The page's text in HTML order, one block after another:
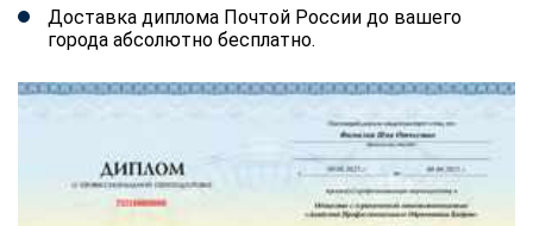
Доставка диплома Почтой России до вашего
города абсолютно бесплатно.